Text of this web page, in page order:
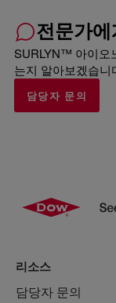
전문가
SURLYN™ 아이오
는지 알아보겠습니
담당자 문의
리소스
담당자 문의